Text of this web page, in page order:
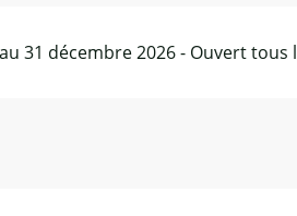
31 décembre 2026 - Ouvert tous